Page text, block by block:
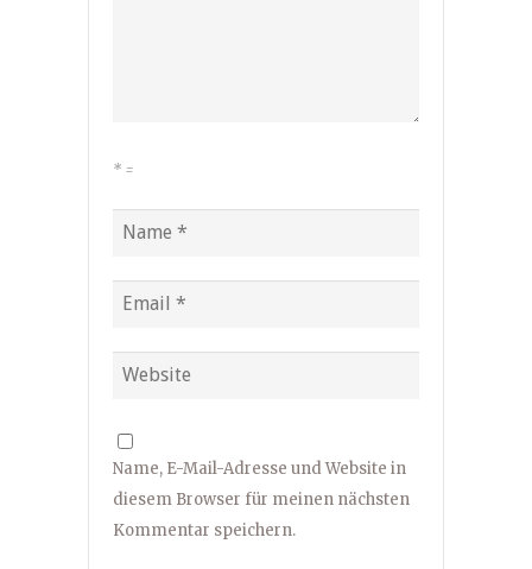
* =
Name, E-Mail-Adresse und Website in
diesem Browser für meinen nächsten
Kommentar speichern.